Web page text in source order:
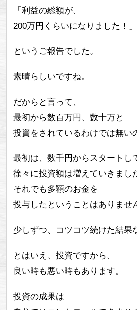
「利益の総額が、
200万円くらいになりました！」
というご報告でした。
素晴らしいですね。
だからと言って、
最初から数百万円、数十万と
投資をされているわけでは無い
最初は、数千円からスタートし
徐々に投資額は増えていきまし
それでも多額のお金を
投与したということはありませ
少しずつ、コツコツ続けた結果
とはいえ、投資ですから、
良い時も悪い時もあります。
投資の成果は